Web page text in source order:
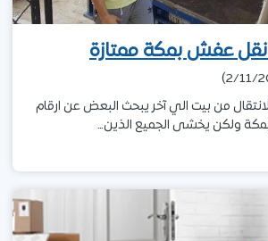
عفش بمكة ممتازة
من بيت الي آخر يبحث البعض عن ارقام
ولكن يخشى الجميع الذين…